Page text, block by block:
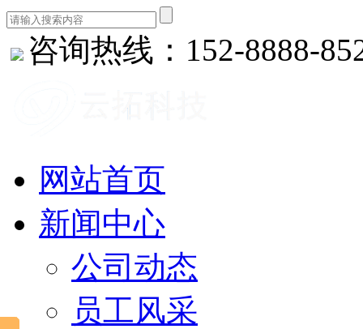
咨询热线：152-8888-
网站首页
新闻中心
公司动态
员工风采